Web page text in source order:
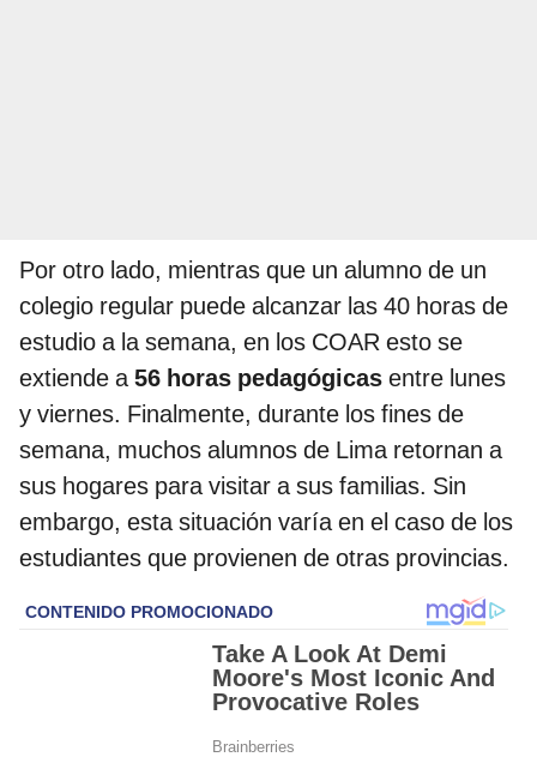
Por otro lado, mientras que un alumno de un
colegio regular puede alcanzar las 40 horas de
estudio a la semana, en los COAR esto se
extiende a 56 horas pedagógicas entre lunes
y viernes. Finalmente, durante los fines de
semana, muchos alumnos de Lima retornan a
sus hogares para visitar a sus familias. Sin
embargo, esta situación varía en el caso de los
estudiantes que provienen de otras provincias.